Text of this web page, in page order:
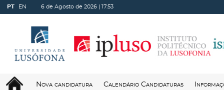
PT EN 6 de Agosto de 2026 | 17:53
Nova candidatura Calendário Candidaturas